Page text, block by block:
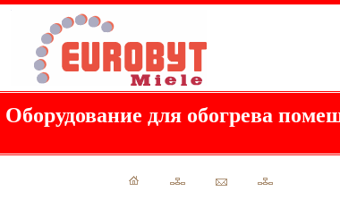
Оборудование для обогрева